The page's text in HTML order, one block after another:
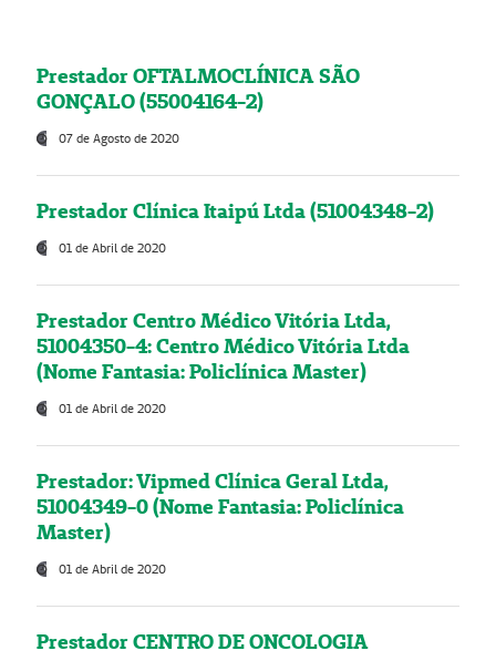
Prestador OFTALMOCLÍNICA SÃO
GONÇALO (55004164-2)
07 de Agosto de 2020
Prestador Clínica Itaipú Ltda (51004348-2)
01 de Abril de 2020
Prestador Centro Médico Vitória Ltda,
51004350-4: Centro Médico Vitória Ltda
(Nome Fantasia: Policlínica Master)
01 de Abril de 2020
Prestador: Vipmed Clínica Geral Ltda,
51004349-0 (Nome Fantasia: Policlínica
Master)
01 de Abril de 2020
Prestador CENTRO DE ONCOLOGIA